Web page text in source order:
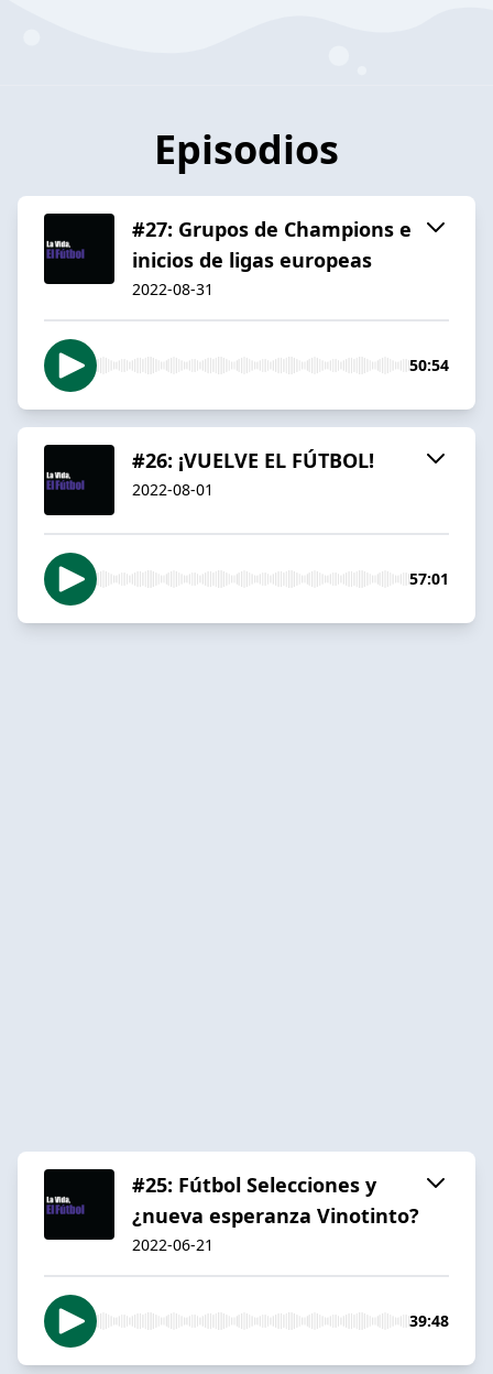
Episodios
#27: Grupos de Champions e
inicios de ligas europeas
2022-08-31
50:54
#26: ¡VUELVE EL FÚTBOL!
2022-08-01
57:01
#25: Fútbol Selecciones y
¿nueva esperanza Vinotinto?
2022-06-21
39:48